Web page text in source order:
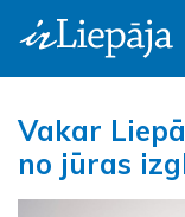
Vakar
no jūras